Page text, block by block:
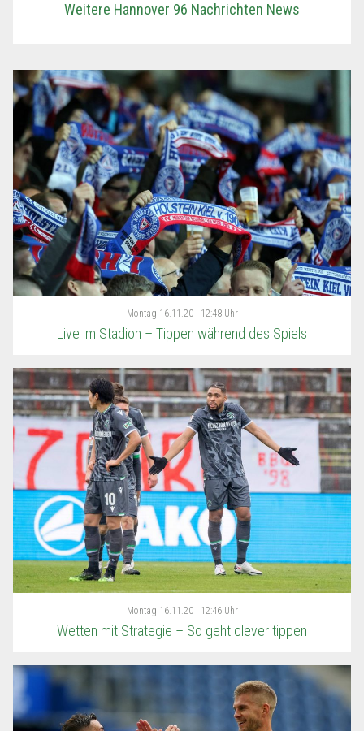
Weitere Hannover 96 Nachrichten News
Montag 16.11.20 | 12:48 Uhr
Live im Stadion – Tippen während des Spiels
Montag 16.11.20 | 12:46 Uhr
Wetten mit Strategie – So geht clever tippen